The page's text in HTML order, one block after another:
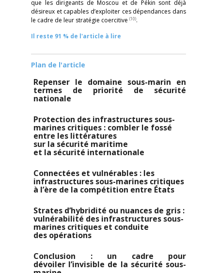
que les dirigeants de Moscou et de Pékin sont déjà
désireux et capables d’exploiter ces dépendances dans
le cadre de leur stratégie coercitive (10).
Il reste 91 % de l'article à lire
Plan de l'article
Repenser le domaine sous-marin en
termes de priorité de sécurité
nationale
Protection des infrastructures sous-
marines critiques : combler le fossé
entre les littératures
sur la sécurité maritime
et la sécurité internationale
Connectées et vulnérables : les
infrastructures sous-marines critiques
à l’ère de la compétition entre États
Strates d’hybridité ou nuances de gris :
vulnérabilité des infrastructures sous-
marines critiques et conduite
des opérations
Conclusion : un cadre pour
dévoiler l’invisible de la sécurité sous-